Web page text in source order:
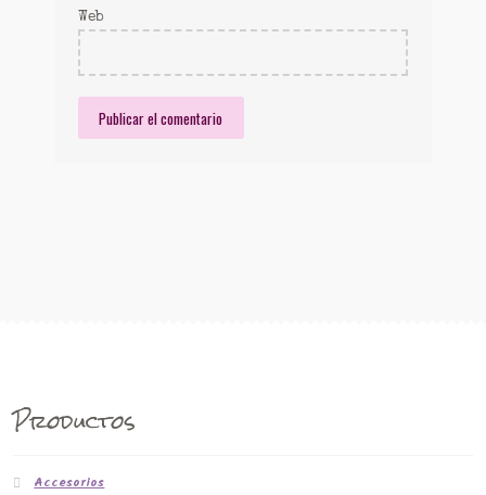
Web
Productos
Accesorios